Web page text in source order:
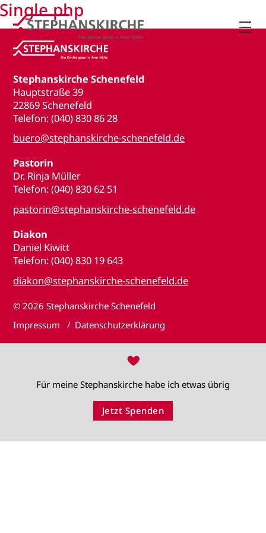

Stephanskirche Schenefeld
Hauptstraße 39
22869 Schenefeld
Telefon: (040) 830 86 28
buero@stephanskirche-schenefeld.de
Pastorin
Dr. Rinja Müller
Telefon: (040) 830 62 51
pastorin@stephanskirche-schenefeld.de
Diakon
Daniel Kiwitt
Telefon: (040) 830 19 643
diakon@stephanskirche-schenefeld.de
© 2026 Stephanskirche Schenefeld
Impressum
Datenschutzerklärung
♥
Für meine Stephanskirche habe ich etwas übrig
Jetzt Spenden